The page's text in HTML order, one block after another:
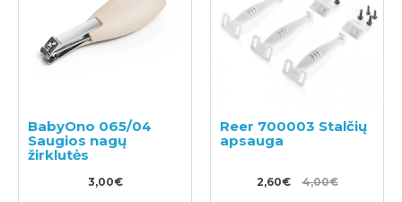
BabyOno 065/04
Saugios nagų
žirklutės
3,00€
Reer 700003 Stalčių
apsauga
2,60€ 4,00€